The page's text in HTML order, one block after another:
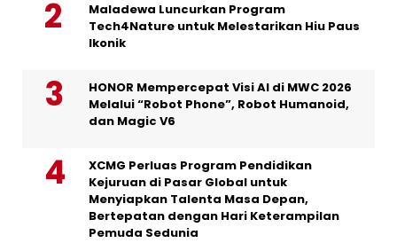
Maladewa Luncurkan Program
Tech4Nature untuk Melestarikan Hiu Paus
Ikonik
HONOR Mempercepat Visi AI di MWC 2026
Melalui “Robot Phone”, Robot Humanoid,
dan Magic V6
XCMG Perluas Program Pendidikan
Kejuruan di Pasar Global untuk
Menyiapkan Talenta Masa Depan,
Bertepatan dengan Hari Keterampilan
Pemuda Sedunia